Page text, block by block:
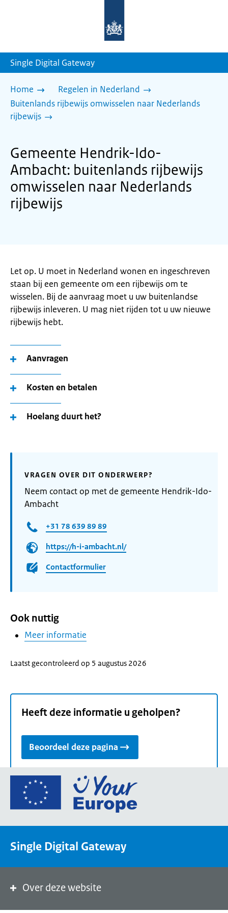
homepage
Single Digital Gateway
Home
Regelen in Nederland
Buitenlands rijbewijs omwisselen naar Nederlands
rijbewijs
Gemeente Hendrik-Ido-
Ambacht: buitenlands rijbewijs
omwisselen naar Nederlands
rijbewijs
Let op. U moet in Nederland wonen en ingeschreven
staan bij een gemeente om een rijbewijs om te
wisselen. Bij de aanvraag moet u uw buitenlandse
rijbewijs inleveren. U mag niet rijden tot u uw nieuwe
rijbewijs hebt.
Aanvragen
Kosten en betalen
Hoelang duurt het?
VRAGEN OVER DIT ONDERWERP?
Neem contact op met de gemeente Hendrik-Ido-
Ambacht
+31 78 639 89 89
https://h-i-ambacht.nl/
Contactformulier
Ook nuttig
Meer informatie
Laatst gecontroleerd op 5 augustus 2026
Heeft deze informatie u geholpen?
Beoordeel deze pagina
Ga
de
een
de
Single Digital Gateway
Over deze website